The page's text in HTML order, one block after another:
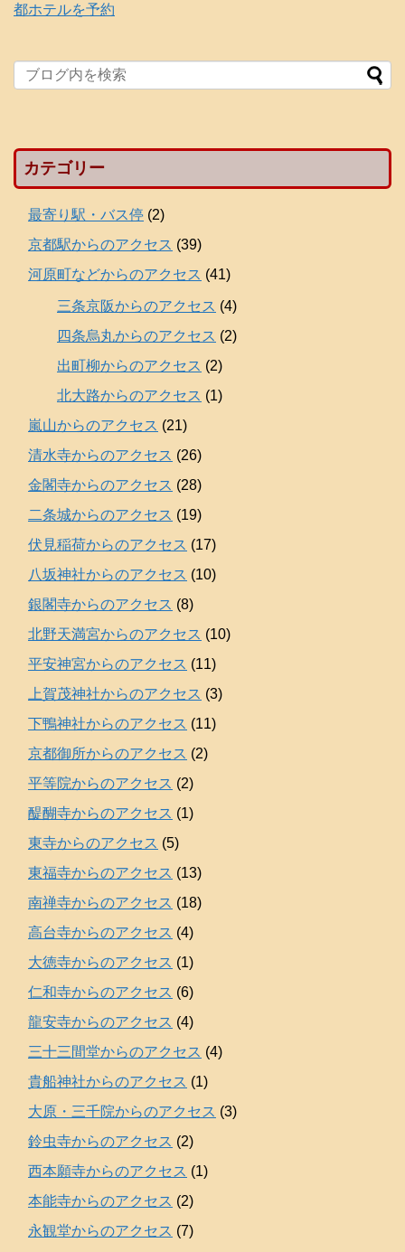
都ホテルを予約
カテゴリー
最寄り駅・バス停 (2)
京都駅からのアクセス (39)
河原町などからのアクセス (41)
三条京阪からのアクセス (4)
四条烏丸からのアクセス (2)
出町柳からのアクセス (2)
北大路からのアクセス (1)
嵐山からのアクセス (21)
清水寺からのアクセス (26)
金閣寺からのアクセス (28)
二条城からのアクセス (19)
伏見稲荷からのアクセス (17)
八坂神社からのアクセス (10)
銀閣寺からのアクセス (8)
北野天満宮からのアクセス (10)
平安神宮からのアクセス (11)
上賀茂神社からのアクセス (3)
下鴨神社からのアクセス (11)
京都御所からのアクセス (2)
平等院からのアクセス (2)
醍醐寺からのアクセス (1)
東寺からのアクセス (5)
東福寺からのアクセス (13)
南禅寺からのアクセス (18)
高台寺からのアクセス (4)
大徳寺からのアクセス (1)
仁和寺からのアクセス (6)
龍安寺からのアクセス (4)
三十三間堂からのアクセス (4)
貴船神社からのアクセス (1)
大原・三千院からのアクセス (3)
鈴虫寺からのアクセス (2)
西本願寺からのアクセス (1)
本能寺からのアクセス (2)
永観堂からのアクセス (7)